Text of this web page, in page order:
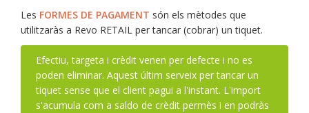
Les FORMES DE PAGAMENT són els mètodes que
utilitzaràs a Revo RETAIL per tancar (cobrar) un tiquet.
Efectiu, targeta i crèdit venen per defecte i no es
poden eliminar. Aquest últim serveix per tancar un
tiquet sense que el client pagui a l'instant. L'import
s'acumula com a saldo de crèdit permès i en podràs